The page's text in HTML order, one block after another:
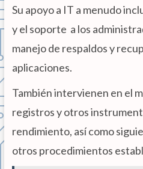
Su apoyo a IT a menudo
y el soporte a los
manejo de respaldos y
aplicaciones.
También intervienen en el
registros y otros
rendimiento, así como
otros procedimientos